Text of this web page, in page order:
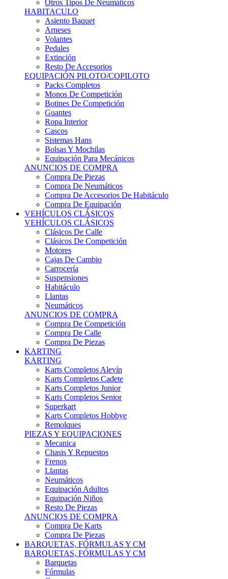
Asiento Baquet
Arneses
Volantes
Pedales
Extinción
Resto De Accesorios
EQUIPACIÓN PILOTO/COPILOTO
Packs Completos
Monos De Competición
Botines De Competición
Guantes
Ropa Interior
Cascos
Sistemas Hans
Bolsas Y Mochilas
Equipación Para Mecánicos
ANUNCIOS DE COMPRA
Compra De Piezas
Compra De Neumáticos
Compra De Accesorios De Habitáculo
Compra De Equipación
VEHÍCULOS CLÁSICOS
VEHÍCULOS CLÁSICOS
Clásicos De Calle
Clásicos De Competición
Motores
Cajas De Cambio
Carrocería
Suspensiones
Habitáculo
Llantas
Neumáticos
ANUNCIOS DE COMPRA
Compra De Competición
Compra De Calle
Compra De Piezas
KARTING
KARTING
Karts Completos Alevín
Karts Completos Cadete
Karts Completos Junior
Karts Completos Senior
Superkart
Karts Completos Hobbye
Remolques
PIEZAS Y EQUIPACIONES
Mecanica
Chasis Y Repuestos
Frenos
Llantas
Neumáticos
Equipación Adultos
Equipación Niños
Resto De Piezas
ANUNCIOS DE COMPRA
Compra De Karts
Compra De Piezas
BARQUETAS, FÓRMULAS Y CM
BARQUETAS, FÓRMULAS Y CM
Barquetas
Fórmulas
Cm
Prototipos